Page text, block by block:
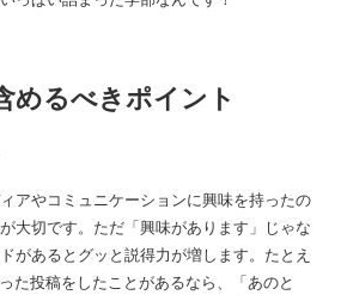
めるべきポイント
アやコミュニケーションに興味を持ったの
大切です。ただ「興味があります」じゃな
があるとグッと説得力が増します。たとえ
た投稿をしたことがあるなら、「あのと